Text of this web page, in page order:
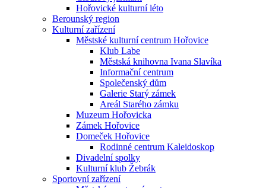
Hořovické kulturní léto
Berounský region
Kulturní zařízení
Městské kulturní centrum Hořovice
Klub Labe
Městská knihovna Ivana Slavíka
Informační centrum
Společenský dům
Galerie Starý zámek
Areál Starého zámku
Muzeum Hořovicka
Zámek Hořovice
Domeček Hořovice
Rodinné centrum Kaleidoskop
Divadelní spolky
Kulturní klub Žebrák
Sportovní zařízení